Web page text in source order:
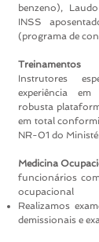
benzeno),
INSS
(programa de
Treinamentos
Instrutores
experiência em
robusta
em total
NR-01 do
Medicina
funcionários
ocupacional
Realizamos
demissionais e